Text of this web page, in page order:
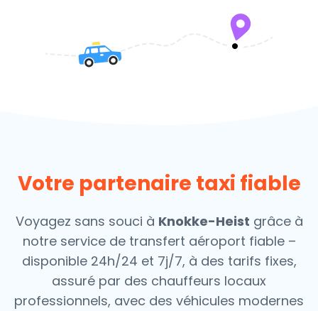
Votre partenaire taxi fiable
Voyagez sans souci à Knokke-Heist grâce à
notre service de transfert aéroport fiable –
disponible 24h/24 et 7j/7, à des tarifs fixes,
assuré par des chauffeurs locaux
professionnels, avec des véhicules modernes